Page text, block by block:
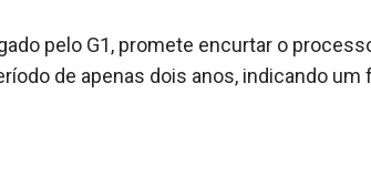
pelo G1, promete encurtar o
de apenas dois anos, indicando